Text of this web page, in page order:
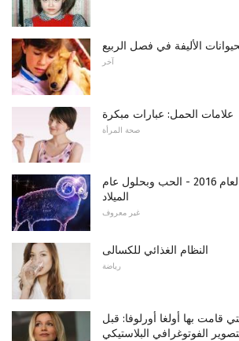
الأليفة في فصل الربيع
آخر
علامات الحمل: عبارات مبكرة
صحة المرأة
ابراج لرجل الحمل لعام 2016 - الحب وبحلول عام
الميلاد
غير معروف
النظام الغذائي للكسالى
رياضة
قامت بها أولغا أورلوفا: قبل
الفوتوغرافي البلاستيكي